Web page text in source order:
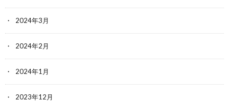
2024年3月
2024年2月
2024年1月
2023年12月